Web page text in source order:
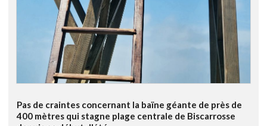
Pas de craintes concernant la baïne géante de près de
400 mètres qui stagne plage centrale de Biscarrosse